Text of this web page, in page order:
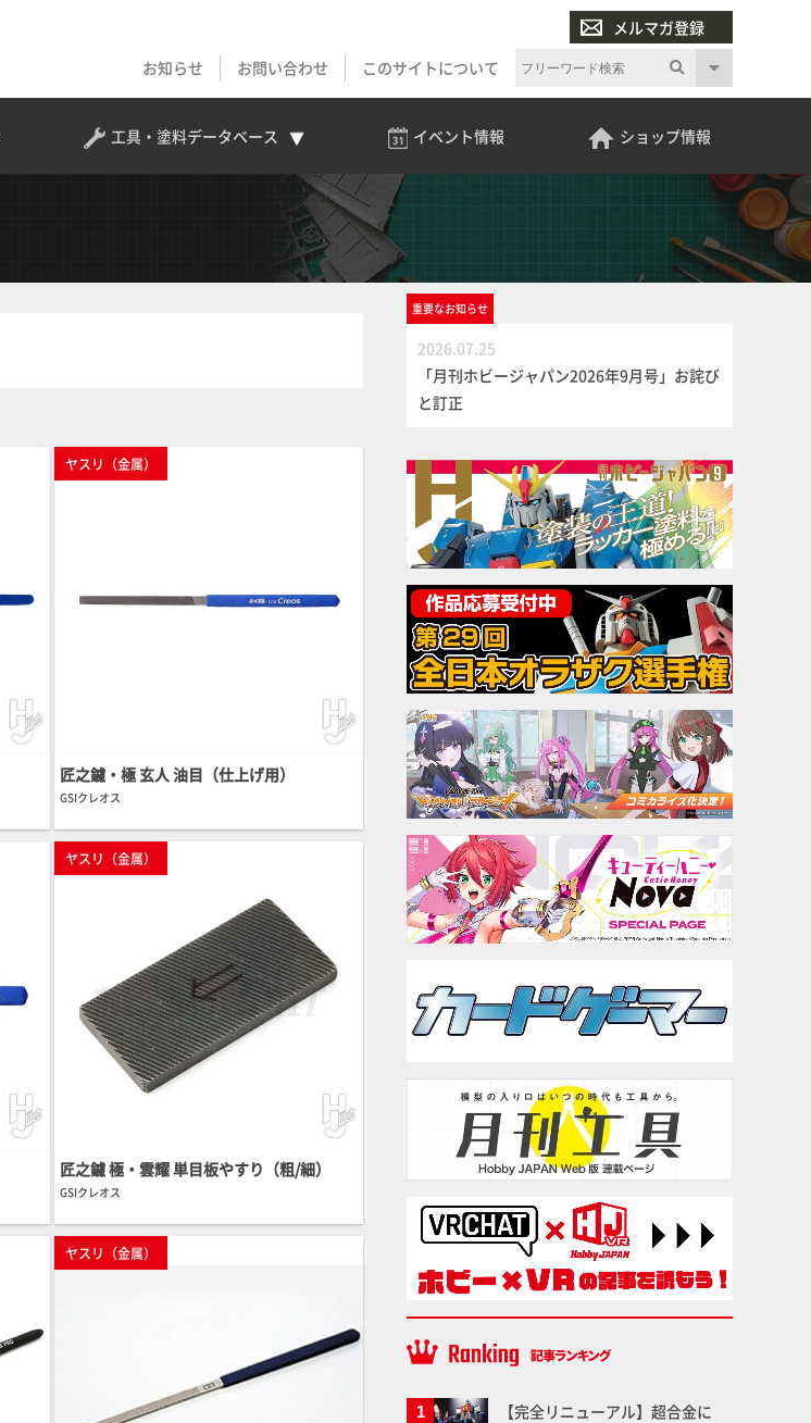
メルマガ登録
お知らせ
お問い合わせ このサイトについて
工具・塗料データベース イベント情報 ショップ情報
ヤスリ（金属）
匠之鑢・極 玄人 油目（仕上げ用）
GSIクレオス
ヤスリ（金属）
匠之鑢 極・雲耀 単目板やすり（粗/細）
GSIクレオス
ヤスリ（金属）
重要なお知らせ
2026.07.25
「月刊ホビージャパン2026年9月号」お詫び
と訂正
【完全リニューアル】超合金に